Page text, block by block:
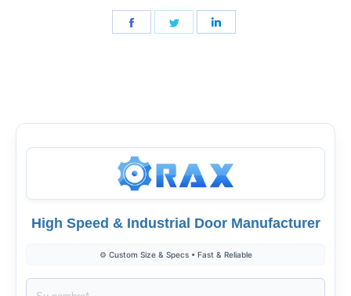
CompartirCompartir
High Speed & Industrial Door Manufacturer
⚙️ Custom Size & Specs • Fast & Reliable